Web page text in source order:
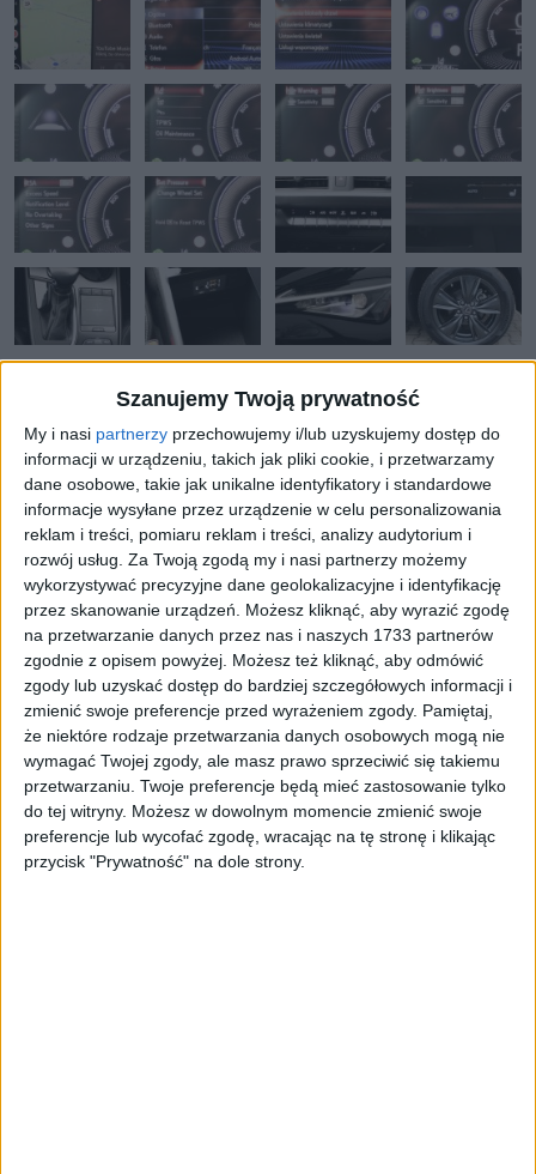
Szanujemy Twoją prywatność
My i nasi partnerzy przechowujemy i/lub uzyskujemy dostęp do
informacji w urządzeniu, takich jak pliki cookie, i przetwarzamy
dane osobowe, takie jak unikalne identyfikatory i standardowe
informacje wysyłane przez urządzenie w celu personalizowania
reklam i treści, pomiaru reklam i treści, analizy audytorium i
rozwój usług. Za Twoją zgodą my i nasi partnerzy możemy
wykorzystywać precyzyjne dane geolokalizacyjne i identyfikację
przez skanowanie urządzeń. Możesz kliknąć, aby wyrazić zgodę
na przetwarzanie danych przez nas i naszych 1733 partnerów
zgodnie z opisem powyżej. Możesz też kliknąć, aby odmówić
zgody lub uzyskać dostęp do bardziej szczegółowych informacji i
zmienić swoje preferencje przed wyrażeniem zgody. Pamiętaj,
że niektóre rodzaje przetwarzania danych osobowych mogą nie
wymagać Twojej zgody, ale masz prawo sprzeciwić się takiemu
przetwarzaniu. Twoje preferencje będą mieć zastosowanie tylko
do tej witryny. Możesz w dowolnym momencie zmienić swoje
preferencje lub wycofać zgodę, wracając na tę stronę i klikając
przycisk "Prywatność" na dole strony.
DANE I WYPOSAŻENIE OPIS DODATKOWY
Numer oferty: AAU04265IE
Rocznik: 2021
Pierwsza rejestracja: 2021-09-21
VIN: JTHY65BH302105197
Przebieg: 40 979 km